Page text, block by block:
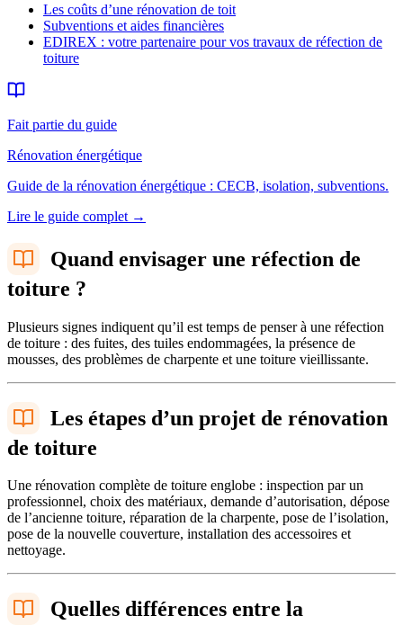
Les coûts d’une rénovation de toit
Subventions et aides financières
EDIREX : votre partenaire pour vos travaux de réfection de
toiture
Fait partie du guide
Rénovation énergétique
Guide de la rénovation énergétique : CECB, isolation, subventions.
Lire le guide complet →
Quand envisager une réfection de
toiture ?
Plusieurs signes indiquent qu’il est temps de penser à une réfection
de toiture : des fuites, des tuiles endommagées, la présence de
mousses, des problèmes de charpente et une toiture vieillissante.
Les étapes d’un projet de rénovation
de toiture
Une rénovation complète de toiture englobe : inspection par un
professionnel, choix des matériaux, demande d’autorisation, dépose
de l’ancienne toiture, réparation de la charpente, pose de l’isolation,
pose de la nouvelle couverture, installation des accessoires et
nettoyage.
Quelles différences entre la